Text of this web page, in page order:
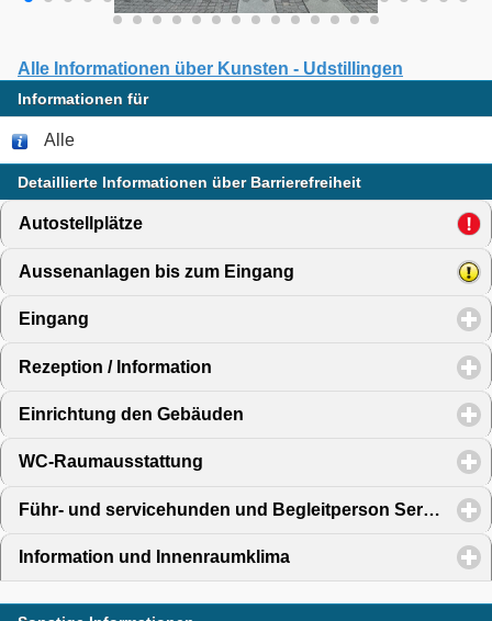
Alle Informationen über Kunsten - Udstillingen
Informationen für
Alle
Detaillierte Informationen über Barrierefreiheit
Autostellplätze
Aussenanlagen bis zum Eingang click to expand
Eingang
Rezeption / Information
Einrichtung den Gebäuden
WC-Raumausstattung
Führ- und servicehunden und Begleitperson Service
Information und Innenraumklima click to expand